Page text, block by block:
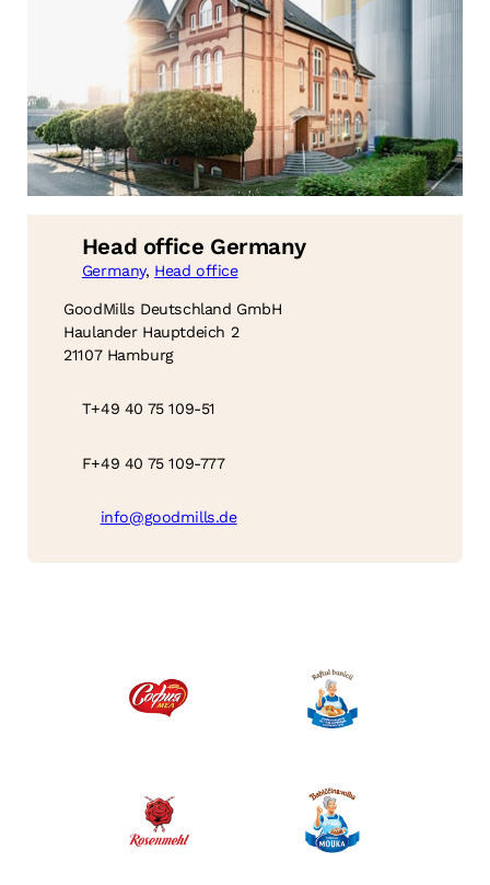
Head office Germany
Germany, Head office
GoodMills Deutschland GmbH
Haulander Hauptdeich 2
21107 Hamburg
T+49 40 75 109-51
F+49 40 75 109-777
info@goodmills.de